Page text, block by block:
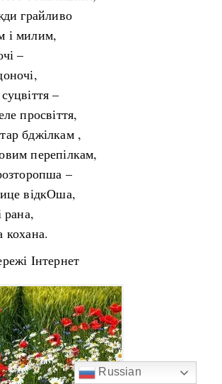
грайливо
і милим,
–
–
просвіття,
бджілкам ,
перепілкам,
–
відкОша,
рана,
кохана.
Інтернет
Russian